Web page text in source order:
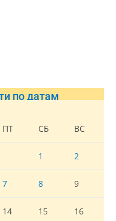
по датам
ПТ СБ ВС
1 2
7 8 9
14 15 16